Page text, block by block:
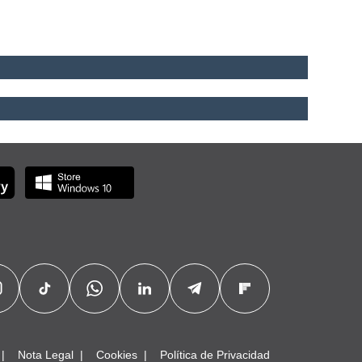
Nota Legal Cookies Política de Privacidad